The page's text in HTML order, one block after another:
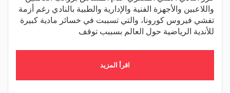
واللاعبين والأجهزة الفنية والإدارية والطبية بالنادي رغم أزمة
تفشي فيروس كورونا، والتي تسببت في خسائر مادية كبيرة
للأندية الرياضية حول العالم بسببب توقف
اقرأ المزيد